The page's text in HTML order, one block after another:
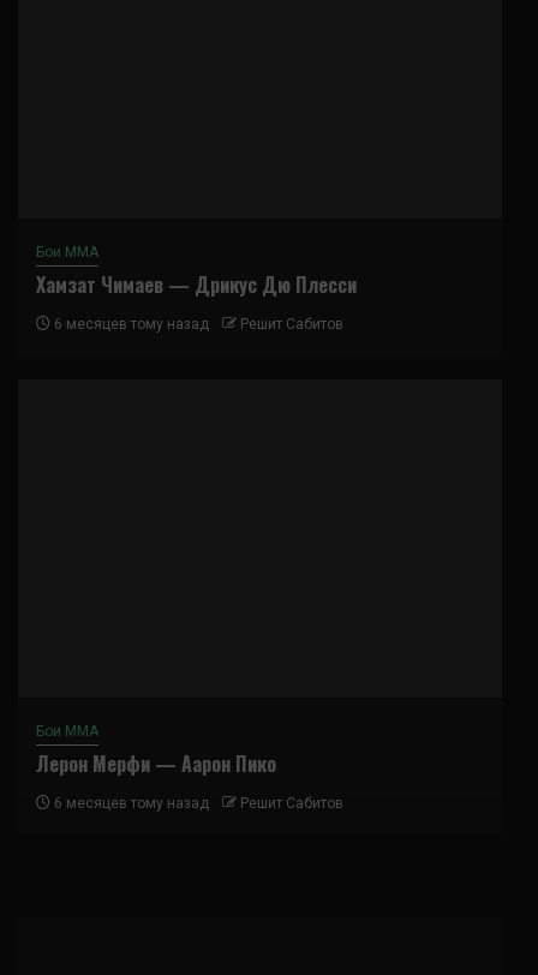
Бои ММА
Хамзат Чимаев — Дрикус Дю Плесси
6 месяцев тому назад Решит Сабитов
Бои ММА
Лерон Мерфи — Аарон Пико
6 месяцев тому назад Решит Сабитов